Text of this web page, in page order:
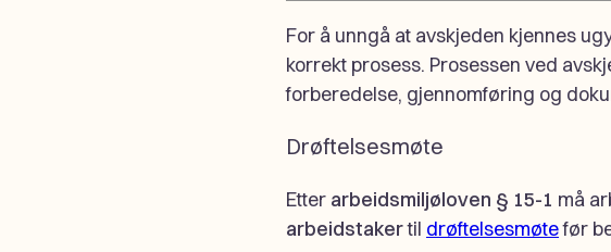
For å unngå at avskjeden kjennes
korrekt prosess. Prosessen ved
forberedelse, gjennomføring og
Drøftelsesmøte
Etter arbeidsmiljøloven § 15-1 må
arbeidstakertil drøftelsesmøtefør